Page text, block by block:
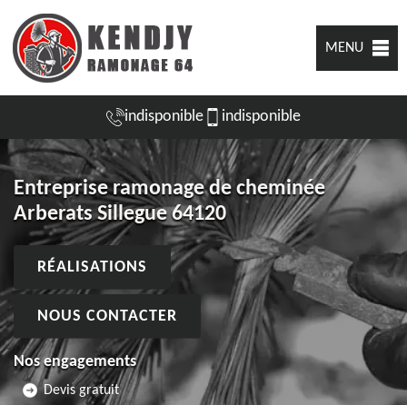
MENU
indisponible indisponible
Entreprise ramonage de cheminée
Arberats Sillegue 64120
RÉALISATIONS
NOUS CONTACTER
Nos engagements
Devis gratuit